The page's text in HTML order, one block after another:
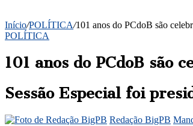
Início/POLÍTICA/101 anos do PCdoB são
POLÍTICA
101 anos do PCdoB são
Sessão Especial foi
Redação BigPB